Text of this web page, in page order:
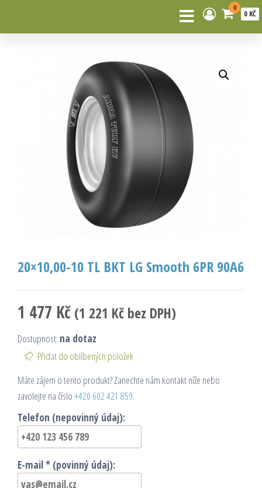
0
0 KČ
20×10,00-10 TL BKT LG Smooth 6PR 90A6
1 477 Kč (1 221 Kč bez DPH)
Dostupnost: na dotaz
Přidat do oblíbených položek
Máte zájem o tento produkt? Zanechte nám kontakt níže nebo
zavolejte na číslo+420 602 421 859.
Telefon (nepovinný údaj):
E-mail * (povinný údaj):